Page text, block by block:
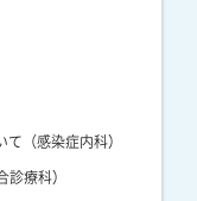
（感染症内科）
療科）